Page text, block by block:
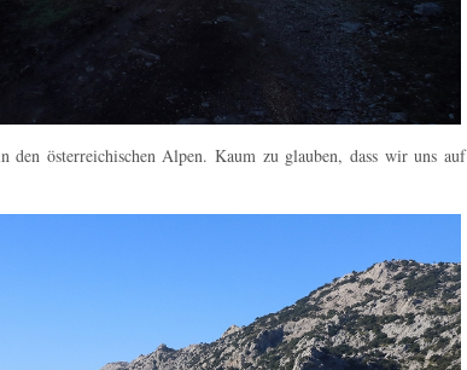
den österreichischen Alpen. Kaum zu glauben, dass wir uns auf